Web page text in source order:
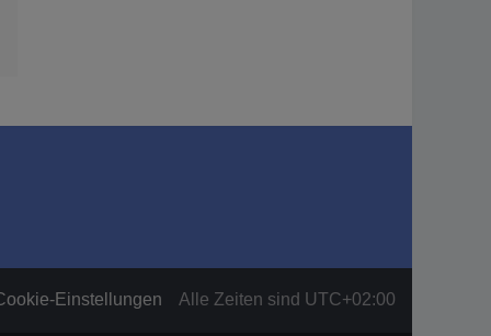
Alle Zeiten sind UTC+02:00
Einstellungen